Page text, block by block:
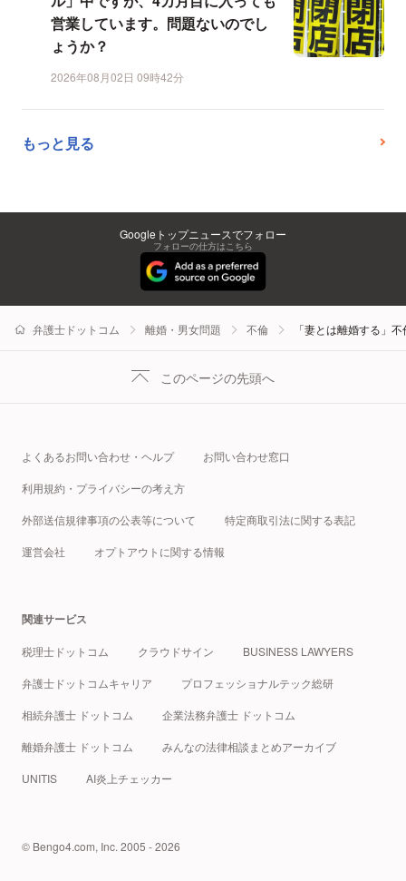
営業しています。問題ないのでし
ょうか？
2026年08月02日 09時42分
もっと見る
Googleトップニュースでフォロー
フォローの仕方はこちら
弁護士ドットコム 離婚・男女問題 不倫 「妻とは離婚する」
このページの先頭へ
よくあるお問い合わせ・ヘルプ お問い合わせ窓口
利用規約・プライバシーの考え方
外部送信規律事項の公表等について 特定商取引法に関する表記
運営会社 オプトアウトに関する情報
関連サービス
税理士ドットコム クラウドサイン BUSINESS LAWYERS
弁護士ドットコムキャリア プロフェッショナルテック総研
相続弁護士 ドットコム 企業法務弁護士 ドットコム
離婚弁護士 ドットコム みんなの法律相談まとめアーカイブ
UNITIS AI炎上チェッカー
© Bengo4.com, Inc. 2005 - 2026